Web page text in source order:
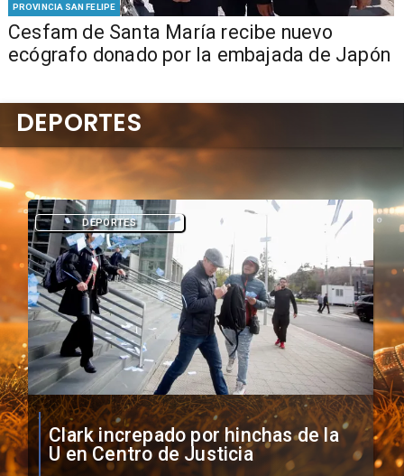
PROVINCIA SAN FELIPE
Cesfam de Santa María recibe nuevo
ecógrafo donado por la embajada de Japón
Vozinha firma contrato con Colo
Colo como nuevo arquero
DEPORTES
DEPORTES